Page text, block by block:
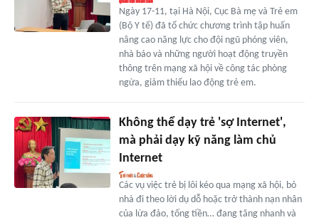
Ngày 17-11, tại Hà Nội, Cục Bà mẹ và Trẻ em
(Bộ Y tế) đã tổ chức chương trình tập huấn
nâng cao năng lực cho đội ngũ phóng viên,
nhà báo và những người hoạt động truyền
thông trên mạng xã hội về công tác phòng
ngừa, giảm thiểu lao động trẻ em.
Không thể dạy trẻ 'sợ Internet',
mà phải dạy kỹ năng làm chủ
Internet
Các vụ việc trẻ bị lôi kéo qua mạng xã hội, bỏ
nhà đi theo lời dụ dỗ hoặc trở thành nạn nhân
của lừa đảo, tống tiền… đang tăng nhanh và